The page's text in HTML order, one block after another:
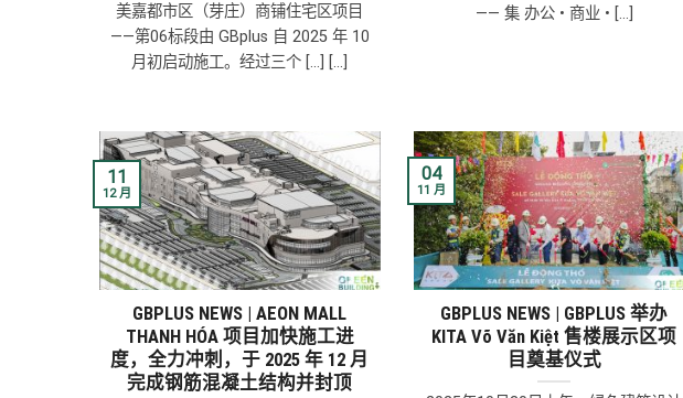
美嘉都市区（芽庄）商铺住宅区项目
——第06标段由 GBplus 自 2025 年 10
月初启动施工。经过三个 [...] [...]
—— 集 办公 • 商业 • [...]
GBPLUS NEWS | AEON MALL
THANH HÓA 项目加快施工进
度，全力冲刺，于 2025 年 12 月
完成钢筋混凝土结构并封顶
11
12 月
GBPLUS NEWS | GBPLUS 举办
KITA Võ Văn Kiệt 售楼展示区项
目奠基仪式
04
11 月